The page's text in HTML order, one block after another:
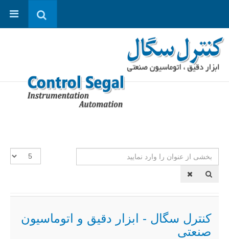
از
عنوان
نمایش
#
کنترل سگال - ابزار دقیق و اتوماسیون
صنعتی